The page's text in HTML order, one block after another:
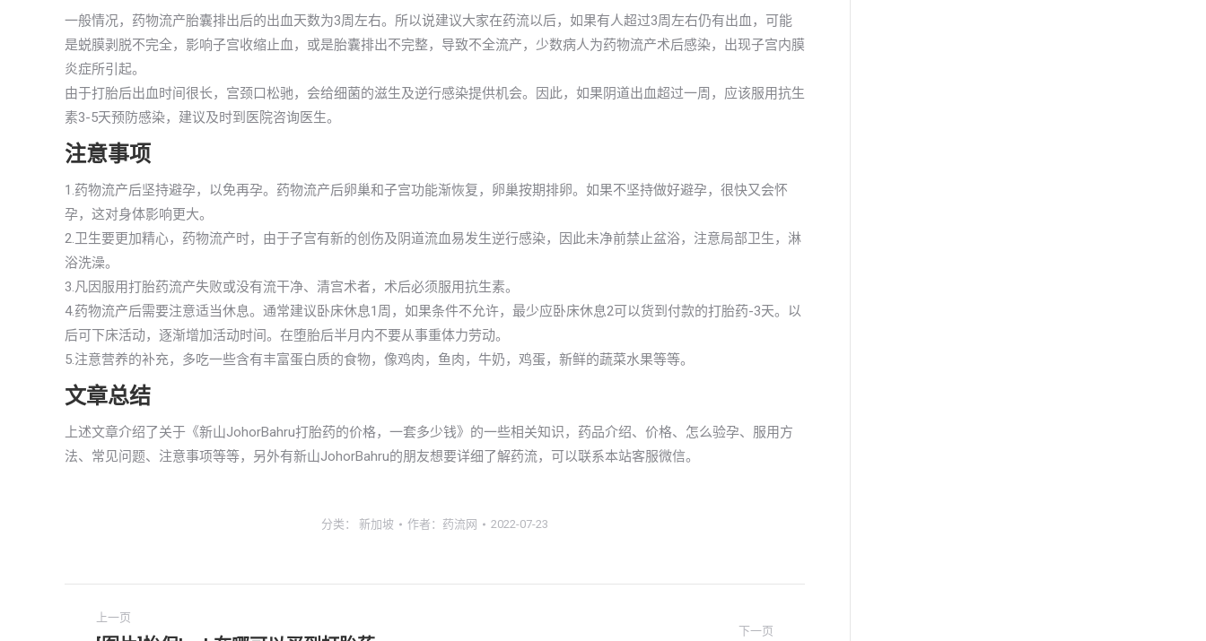
一般情况，药物流产胎囊排出后的出血天数为3周左右。所以说建议大家在药流以后，如果有人超过3周左右仍有出血，可能
是蜕膜剥脱不完全，影响子宫收缩止血，或是胎囊排出不完整，导致不全流产，少数病人为药物流产术后感染，出现子宫内膜
炎症所引起。
由于打胎后出血时间很长，宫颈口松驰，会给细菌的滋生及逆行感染提供机会。因此，如果阴道出血超过一周，应该服用抗生
素3-5天预防感染，建议及时到医院咨询医生。
注意事项
1.药物流产后坚持避孕，以免再孕。药物流产后卵巢和子宫功能渐恢复，卵巢按期排卵。如果不坚持做好避孕，很快又会怀
孕，这对身体影响更大。
2.卫生要更加精心，药物流产时，由于子宫有新的创伤及阴道流血易发生逆行感染，因此未净前禁止盆浴，注意局部卫生，淋
浴洗澡。
3.凡因服用打胎药流产失败或没有流干净、清宫术者，术后必须服用抗生素。
4.药物流产后需要注意适当休息。通常建议卧床休息1周，如果条件不允许，最少应卧床休息2可以货到付款的打胎药-3天。以
后可下床活动，逐渐增加活动时间。在堕胎后半月内不要从事重体力劳动。
5.注意营养的补充，多吃一些含有丰富蛋白质的食物，像鸡肉，鱼肉，牛奶，鸡蛋，新鲜的蔬菜水果等等。
文章总结
上述文章介绍了关于《新山JohorBahru打胎药的价格，一套多少钱》的一些相关知识，药品介绍、价格、怎么验孕、服用方
法、常见问题、注意事项等等，另外有新山JohorBahru的朋友想要详细了解药流，可以联系本站客服微信。
分类： 新加坡 作者： 药流网 2022-07-23
上一页
下一页